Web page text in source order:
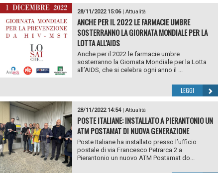
28/11/2022 15:06| Attualità
ANCHE PER IL 2022 LE FARMACIE UMBRE
SOSTERRANNO LA GIORNATA MONDIALE PER LA
LOTTA ALL’AIDS
Anche per il 2022 le farmacie umbre
sosterranno la Giornata Mondiale per la Lotta
all’AIDS, che si celebra ogni anno il ...
LEGGI
28/11/2022 14:54| Attualità
POSTE ITALIANE: INSTALLATO A PIERANTONIO UN
ATM POSTAMAT DI NUOVA GENERAZIONE
Poste Italiane ha installato presso l’ufficio
postale di via Francesco Petrarca 2 a
Pierantonio un nuovo ATM Postamat do...